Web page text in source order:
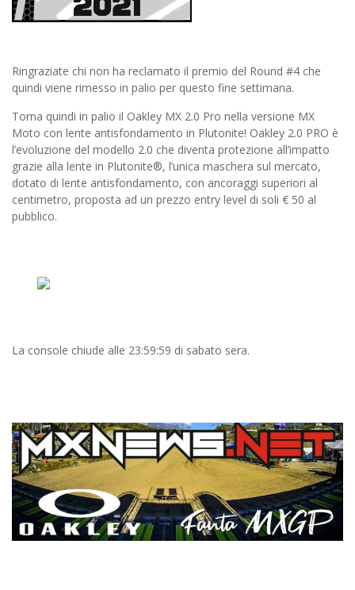
Ringraziate chi non ha reclamato il premio del Round #4 che
quindi viene rimesso in palio per questo fine settimana.
Torna quindi in palio il Oakley MX 2.0 Pro nella versione MX
Moto con lente antisfondamento in Plutonite! Oakley 2.0 PRO è
l’evoluzione del modello 2.0 che diventa protezione all’impatto
grazie alla lente in Plutonite®, l’unica maschera sul mercato,
dotato di lente antisfondamento, con ancoraggi superiori al
centimetro, proposta ad un prezzo entry level di soli € 50 al
pubblico.
La console chiude alle 23:59:59 di sabato sera.